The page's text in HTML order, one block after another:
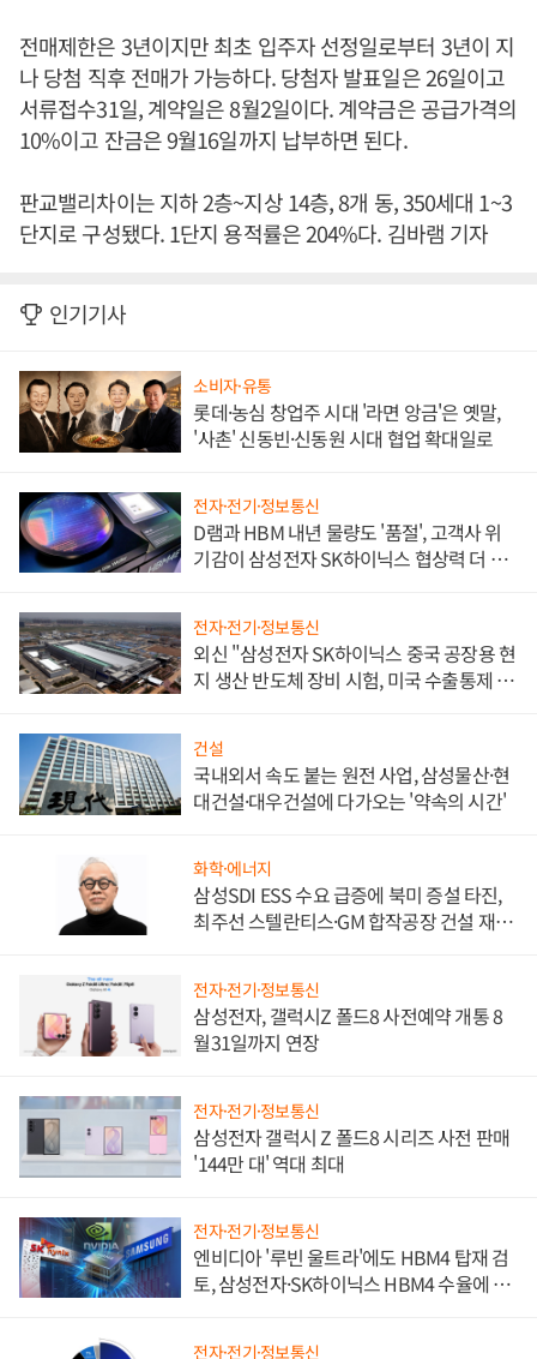
전매제한은 3년이지만 최초 입주자 선정일로부터 3년이 지
나 당첨 직후 전매가 가능하다. 당첨자 발표일은 26일이고
서류접수31일, 계약일은 8월2일이다. 계약금은 공급가격의
10%이고 잔금은 9월16일까지 납부하면 된다.
판교밸리차이는 지하 2층~지상 14층, 8개 동, 350세대 1~3
단지로 구성됐다. 1단지 용적률은 204%다. 김바램 기자
인기기사
소비자·유통
롯데·농심 창업주 시대 '라면 앙금'은 옛말,
'사촌' 신동빈·신동원 시대 협업 확대일로
전자·전기·정보통신
D램과 HBM 내년 물량도 '품절', 고객사 위
기감이 삼성전자 SK하이닉스 협상력 더 키
전자·전기·정보통신
외신 "삼성전자 SK하이닉스 중국 공장용 현
지 생산 반도체 장비 시험, 미국 수출통제 대
건설
국내외서 속도 붙는 원전 사업, 삼성물산·현
대건설·대우건설에 다가오는 '약속의 시간'
화학·에너지
삼성SDI ESS 수요 급증에 북미 증설 타진,
최주선 스텔란티스·GM 합작공장 건설 재추
전자·전기·정보통신
삼성전자, 갤럭시Z 폴드8 사전예약 개통 8
월31일까지 연장
전자·전기·정보통신
삼성전자 갤럭시 Z 폴드8 시리즈 사전 판매
'144만 대' 역대 최대
전자·전기·정보통신
엔비디아 '루빈 울트라'에도 HBM4 탑재 검
토, 삼성전자·SK하이닉스 HBM4 수율에 주
전자·전기·정보통신